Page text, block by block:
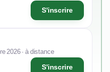
S'inscrire
2026 · à distance
S'inscrire